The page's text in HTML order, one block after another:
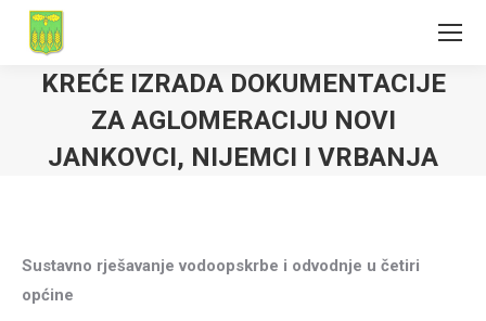
KREĆE IZRADA DOKUMENTACIJE
ZA AGLOMERACIJU NOVI
JANKOVCI, NIJEMCI I VRBANJA
Sustavno rješavanje vodoopskrbe i odvodnje u četiri
općine